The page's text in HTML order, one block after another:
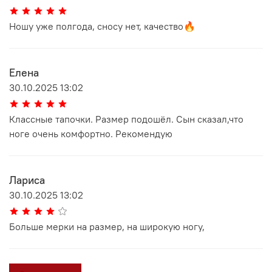
Ношу уже полгода, сносу нет, качество🔥
Елена
30.10.2025 13:02
Классные тапочки. Размер подошёл. Сын сказал,что
ноге очень комфортно. Рекомендую
Лариса
30.10.2025 13:02
Больше мерки на размер, на широкую ногу,